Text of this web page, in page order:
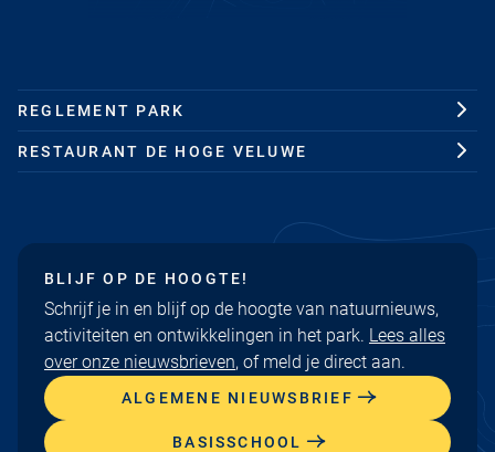
REGLEMENT PARK
RESTAURANT DE HOGE VELUWE
BLIJF OP DE HOOGTE!
Schrijf je in en blijf op de hoogte van natuurnieuws,
activiteiten en ontwikkelingen in het park. Lees alles
over onze nieuwsbrieven, of meld je direct aan.
ALGEMENE NIEUWSBRIEF
BASISSCHOOL